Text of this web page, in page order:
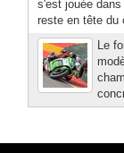
s'est jouée
reste en tête du
Le